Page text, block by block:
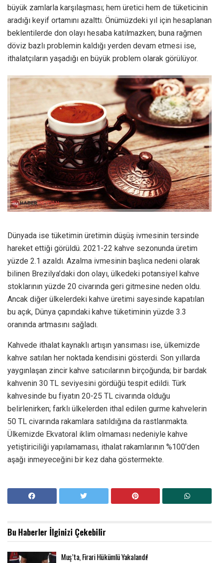
büyük zamlarla karşılaşması; hem üretici hem de tüketicinin
aradığı keyif ortamını azalttı. Önümüzdeki yıl için hesaplanan
beklentilerde don olayı hesaba katılmazken; buna rağmen
döviz bazlı problemin kaldığı yerden devam etmesi ise,
ithalatçıların yaşadığı en büyük problem olarak görülüyor.
Dünyada ise tüketimin üretimin düşüş ivmesinin tersinde
hareket ettiği görüldü. 2021-22 kahve sezonunda üretim
yüzde 2.1 azaldı. Azalma ivmesinin başlıca nedeni olarak
bilinen Brezilya’daki don olayı, ülkedeki potansiyel kahve
stoklarının yüzde 20 civarında geri gitmesine neden oldu.
Ancak diğer ülkelerdeki kahve üretimi sayesinde kapatılan
bu açık, Dünya çapındaki kahve tüketiminin yüzde 3.3
oranında artmasını sağladı.
Kahvede ithalat kaynaklı artışın yansıması ise, ülkemizde
kahve satılan her noktada kendisini gösterdi. Son yıllarda
yaygınlaşan zincir kahve satıcılarının birçoğunda; bir bardak
kahvenin 30 TL seviyesini gördüğü tespit edildi. Türk
kahvesinde bu fiyatın 20-25 TL civarında olduğu
belirlenirken; farklı ülkelerden ithal edilen gurme kahvelerin
50 TL civarında rakamlara satıldığına da rastlanmakta.
Ülkemizde Ekvatoral iklim olmaması nedeniyle kahve
yetiştiriciliği yapılamaması, ithalat rakamlarının %100’den
aşağı inmeyeceğini bir kez daha göstermekte.
Bu Haberler İlginizi Çekebilir
Muş’ta, Firari Hükümlü Yakalandı!